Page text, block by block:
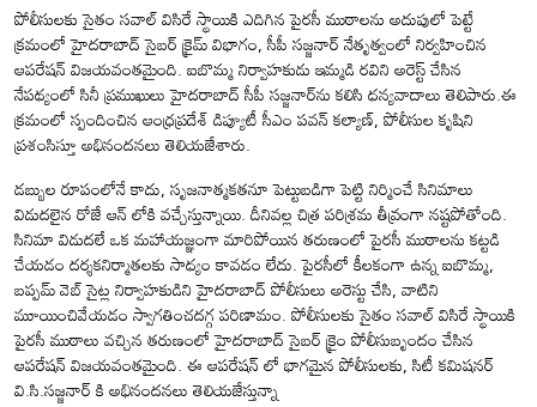
పోలీసులకు సైతం సవాల్ విసిరే స్థాయికి ఎదిగిన పైరసీ ముఠాలను అదుపులో పెట్టే
క్రమంలో హైదరాబాద్ సైబర్ క్రైమ్ విభాగం, సీపీ సజ్జనార్ నేతృత్వంలో నిర్వహించిన
ఆపరేషన్ విజయవంతమైంది. ఐబొమ్మ నిర్వాహకుడు ఇమ్మడి రవిని అరెస్ట్ చేసిన
నేపథ్యంలో సినీ ప్రముఖులు హైదరాబాద్ సీపీ సజ్జనార్‌ను కలిసి ధన్యవాదాలు తెలిపారు.ఈ
క్రమంలో స్పందించిన ఆంధ్రప్రదేశ్ డిప్యూటీ సీఎం పవన్ కల్యాణ్, పోలీసుల కృషిని
ప్రశంసిస్తూ అభినందనలు తెలియజేశారు.
డబ్బుల రూపంలోనే కాదు, సృజనాత్మకతనూ పెట్టుబడిగా పెట్టి నిర్మించే సినిమాలు
విడుదలైన రోజే ఆన్ లోకి వచ్చేస్తున్నాయి. దీనివల్ల చిత్ర పరిశ్రమ తీవ్రంగా నష్టపోతోంది.
సినిమా విడుదలే ఒక మహాయజ్ఞంగా మారిపోయిన తరుణంలో పైరసీ ముఠాలను కట్టడి
చేయడం దర్శకనిర్మాతలకు సాధ్యం కావడం లేదు. పైరసీలో కీలకంగా ఉన్న ఐబొమ్మ,
బప్పమ్ వెబ్ సైట్ల నిర్వాహకుడిని హైదరాబాద్ పోలీసులు అరెస్టు చేసి, వాటిని
మూయించివేయడం స్వాగతించదగ్గ పరిణామం. పోలీసులకు సైతం సవాల్ విసిరే స్థాయికి
పైరసీ ముఠాలు వచ్చిన తరుణంలో హైదరాబాద్ సైబర్ క్రైం పోలీసుబృందం చేసిన
ఆపరేషన్ విజయవంతమైంది. ఈ ఆపరేషన్ లో భాగమైన పోలీసులకు, సిటీ కమిషనర్
వి.సి.సజ్జనార్ కి అభినందనలు తెలియజేస్తున్నా